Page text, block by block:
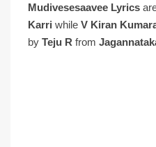
Mudivesesaavee Lyrics
Karri while V Kiran
by Teju R from